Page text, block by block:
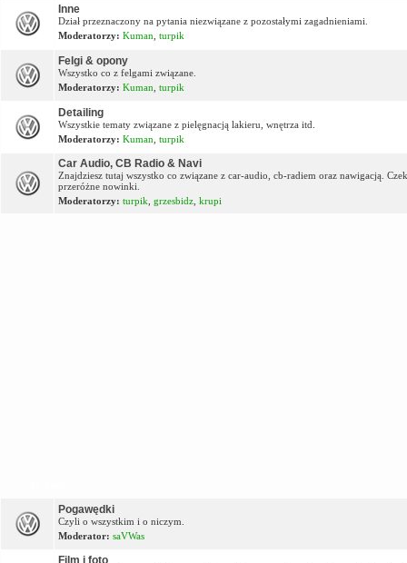
Inne
Dział przeznaczony na pytania niezwiązane z pozostałymi zagadnieniami.
Moderatorzy: Kuman turpik
Felgi & opony
Wszystko co z felgami związane.
Moderatorzy: Kuman turpik
Detailing
Wszystkie tematy związane z pielęgnacją lakieru, wnętrza itd.
Moderatorzy: Kuman turpik
Car Audio, CB Radio & Navi
Znajdziesz tutaj wszystko co związane z car-audio, cb-radiem oraz nawigacją.
przeróżne nowinki.
Moderatorzy: turpik grzesbidz krupi
Pogawędki
Czyli o wszystkim i o niczym.
Moderator: saVWas
Film i foto